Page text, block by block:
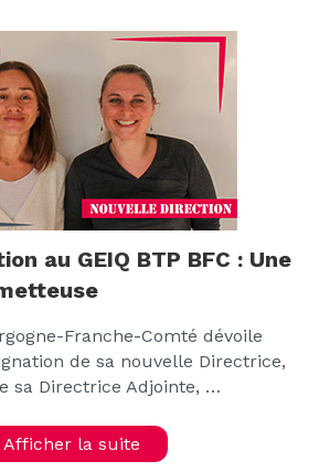
au GEIQ BTP BFC : Une
Franche-Comté dévoile
de sa nouvelle Directrice,
sa Directrice Adjointe, …
Afficher la suite